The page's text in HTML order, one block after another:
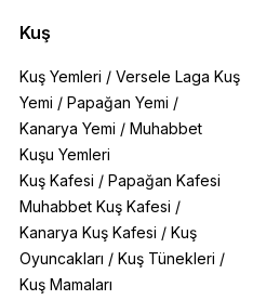
Kuş
Kuş Yemleri / Versele Laga Kuş
Yemi / Papağan Yemi /
Kanarya Yemi / Muhabbet
Kuşu Yemleri
Kuş Kafesi / Papağan Kafesi
Muhabbet Kuş Kafesi /
Kanarya Kuş Kafesi / Kuş
Oyuncakları / Kuş Tünekleri /
Kuş Mamaları